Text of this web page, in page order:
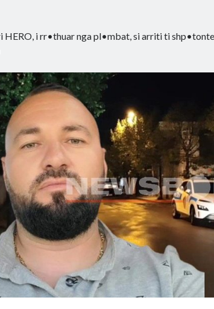
HERO, i rr•thuar nga pl•mbat, si arriti ti